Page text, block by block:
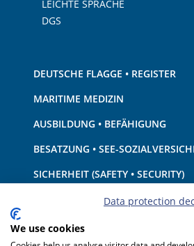
LEICHTE SPRACHE
DGS
DEUTSCHE FLAGGE • REGISTER
MARITIME MEDIZIN
AUSBILDUNG • BEFÄHIGUNG
BESATZUNG • SEE-
SICHERHEIT (SAFETY • SECURITY)
SCHIFF • AUSRÜSTUNG
UMWELTSCHUTZ • KLIMA
Data protection
We use cookies